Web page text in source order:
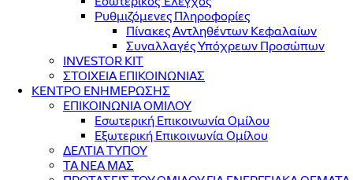
Ρυθμιζόμενες Πληροφορίες
Πίνακες Αντληθέντων Κεφαλαίων
Συναλλαγές Υπόχρεων Προσώπων
INVESTOR KIT
ΣΤΟΙΧΕΙΑ ΕΠΙΚΟΙΝΩΝΙΑΣ
ΚΕΝΤΡΟ ΕΝΗΜΕΡΩΣΗΣ
ΕΠΙΚΟΙΝΩΝΙΑ ΟΜΙΛΟΥ
Εσωτερική Επικοινωνία Ομίλου
Εξωτερική Επικοινωνία Ομίλου
ΔΕΛΤΙΑ ΤΥΠΟΥ
ΤΑ ΝΕΑ ΜΑΣ